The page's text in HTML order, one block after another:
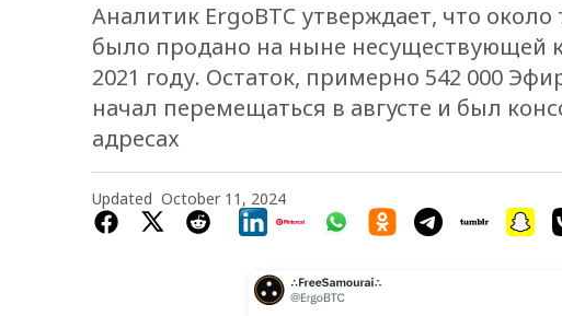
Аналитик ErgoBTC утверждает, что
было продано на ныне несуществующей
2021 году. Остаток, примерно 542 000
начал перемещаться в августе и был
адресах
Updated October 11, 2024